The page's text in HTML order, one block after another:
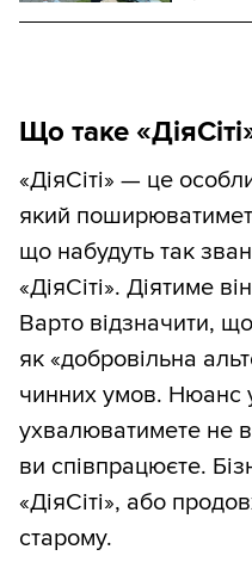
Що таке
«ДіяСіті» — це
який
що набудуть так
«ДіяСіті». Діятиме
Варто відзначити,
як «добровільна
чинних умов. Нюанс
ухвалюватимете не
ви співпрацюєте.
«ДіяСіті», або
старому.